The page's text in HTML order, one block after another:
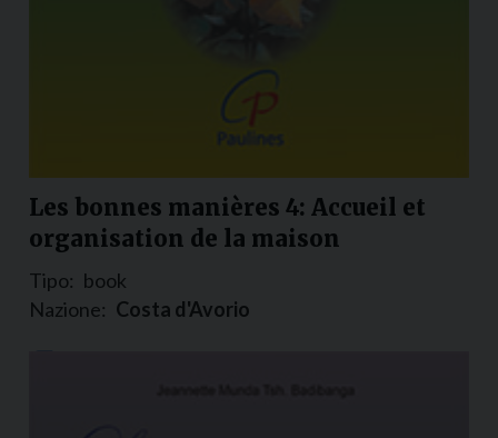
Les bonnes manières 4: Accueil et
organisation de la maison
Tipo: book
Nazione: Costa d'Avorio